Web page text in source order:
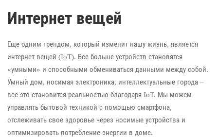
Интернет вещей
Еще одним трендом, который изменит нашу жизнь, является
интернет вещей (IoT). Все больше устройств становятся
«умными» и способными обмениваться данными между собой.
Умный дом, носимая электроника, интеллектуальные города –
все это становится реальностью благодаря IoT. Мы можем
управлять бытовой техникой с помощью смартфона,
отслеживать свое здоровье через носимые устройства и
оптимизировать потребление энергии в доме.